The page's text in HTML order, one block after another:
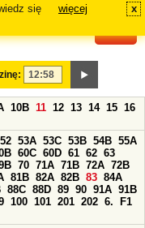
się
więcej x
10B 11 12 13 14 15 16
52 53A 53C 53B 54B 55A
60C 60D 61 62 63
70 71A 71B 72A 72B
81B 82A 82B 83 84A
88C 88D 89 90 91A 91B
100 101 201 202 6.
F1